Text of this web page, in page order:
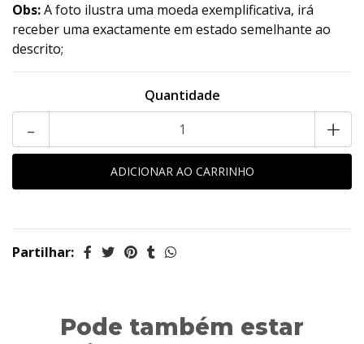
Obs:A foto ilustra uma moeda exemplificativa, irá
receber uma exactamente em estado semelhante ao
descrito;
Quantidade
- +
Partilhar:
Pode também estar